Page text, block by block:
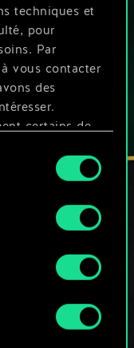
techniques et
pour
Par
vous contacter
des
certains de
appliqués
sur notre
ci-